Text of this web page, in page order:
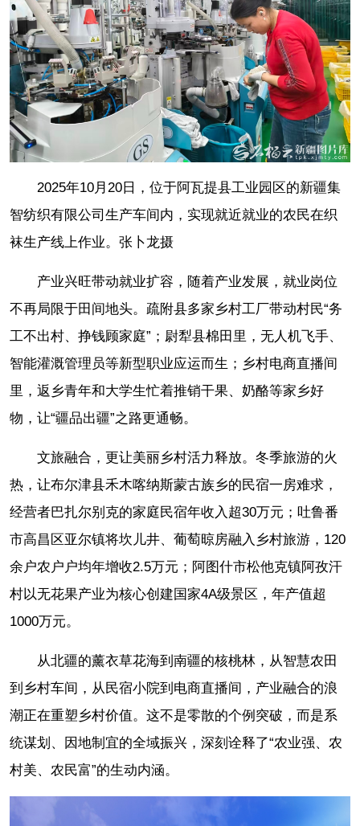
2025年10月20日，位于阿瓦提县工业园区的新疆集
智纺织有限公司生产车间内，实现就近就业的农民在织
袜生产线上作业。张卜龙摄
产业兴旺带动就业扩容，随着产业发展，就业岗位
不再局限于田间地头。疏附县多家乡村工厂带动村民“务
工不出村、挣钱顾家庭”；尉犁县棉田里，无人机飞手、
智能灌溉管理员等新型职业应运而生；乡村电商直播间
里，返乡青年和大学生忙着推销干果、奶酪等家乡好
物，让“疆品出疆”之路更通畅。
文旅融合，更让美丽乡村活力释放。冬季旅游的火
热，让布尔津县禾木喀纳斯蒙古族乡的民宿一房难求，
经营者巴扎尔别克的家庭民宿年收入超30万元；吐鲁番
市高昌区亚尔镇将坎儿井、葡萄晾房融入乡村旅游，120
余户农户户均年增收2.5万元；阿图什市松他克镇阿孜汗
村以无花果产业为核心创建国家4A级景区，年产值超
1000万元。
从北疆的薰衣草花海到南疆的核桃林，从智慧农田
到乡村车间，从民宿小院到电商直播间，产业融合的浪
潮正在重塑乡村价值。这不是零散的个例突破，而是系
统谋划、因地制宜的全域振兴，深刻诠释了“农业强、农
村美、农民富”的生动内涵。